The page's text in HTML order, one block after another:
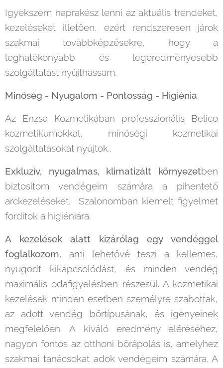
Igyekszem naprakész lenni az aktuális trendeket,
kezeléseket illetően, ezért rendszeresen járok
szakmai továbbképzésekre, hogy a
leghatékonyabb és legeredményesebb
szolgáltatást nyújthassam.
Minőség - Nyugalom - Pontosság - Higiénia
Az Enzsa Kozmetikában professzionális Belico
kozmetikumokkal, minőségi kozmetikai
szolgáltatásokat nyújtok..
Exkluzív, nyugalmas, klimatizált környezetben
biztosítom vendégeim számára a pihentető
arckezeléseket. Szalonomban kiemelt figyelmet
fordítok a higiéniára.
A kezelések alatt kizárólag egy vendéggel
foglalkozom, ami lehetővé teszi a kellemes,
nyugodt kikapcsolódást, és minden vendég
maximális odafigyelésben részesül. A kozmetikai
kezelések minden esetben személyre szabottak,
az adott vendég bőrtípusának, és igényeinek
megfelelően. A kiváló eredmény eléréséhez,
nagyon fontos az otthoni bőrápolás is, amelyhez
szakmai tanácsokat adok vendégeim számára. A